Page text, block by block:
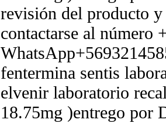
revisión del producto
contactarse al número
fentermina sentis
elvenir laboratorio
18.75mg )entrego por